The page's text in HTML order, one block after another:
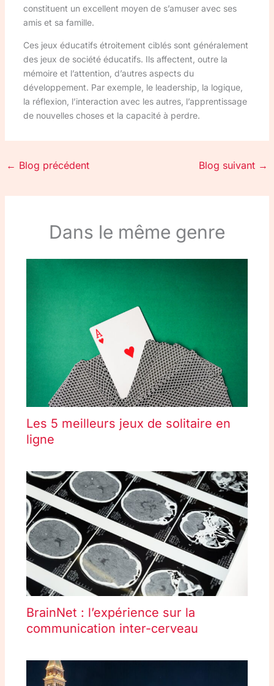
constituent un excellent moyen de s’amuser avec ses
amis et sa famille.
Ces jeux éducatifs étroitement ciblés sont généralement
des jeux de société éducatifs. Ils affectent, outre la
mémoire et l’attention, d’autres aspects du
développement. Par exemple, le leadership, la logique,
la réflexion, l’interaction avec les autres, l’apprentissage
de nouvelles choses et la capacité à perdre.
← Blog précédent Blog suivant →
Dans le même genre
Les 5 meilleurs jeux de solitaire en
ligne
BrainNet : l’expérience sur la
communication inter-cerveau